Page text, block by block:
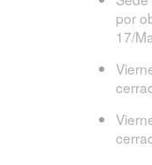
por
17/